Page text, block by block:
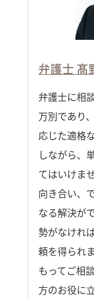
弁護士
弁護士に相
万別であり
応じた適格
しながら、
てはいけま
向き合い、
なる解決が
勢がなけれ
頼を得られ
もってご相
方のお役に